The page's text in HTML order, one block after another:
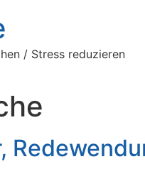
/ Stress reduzieren